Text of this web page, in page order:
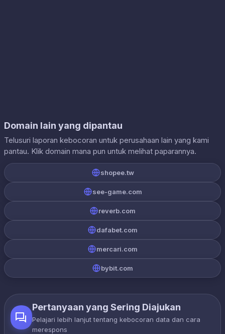
Domain lain yang dipantau
Telusuri laporan kebocoran untuk perusahaan lain yang kami
pantau. Klik domain mana pun untuk melihat paparannya.
shopee.tw
see-game.com
reverb.com
dafabet.com
mercari.com
bybit.com
Pertanyaan yang Sering Diajukan
Pelajari lebih lanjut tentang kebocoran data dan cara
merespons